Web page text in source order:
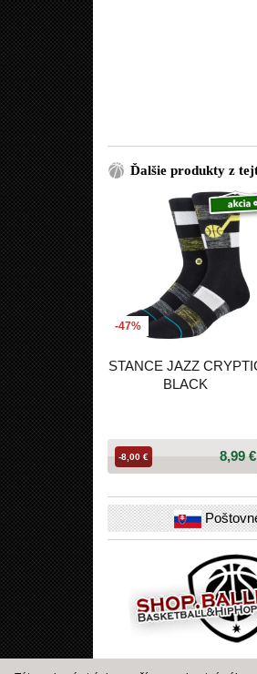
Ďalšie produkty z
-47%
STANCE JAZZ
BLACK
8,99 €
-8,00 €